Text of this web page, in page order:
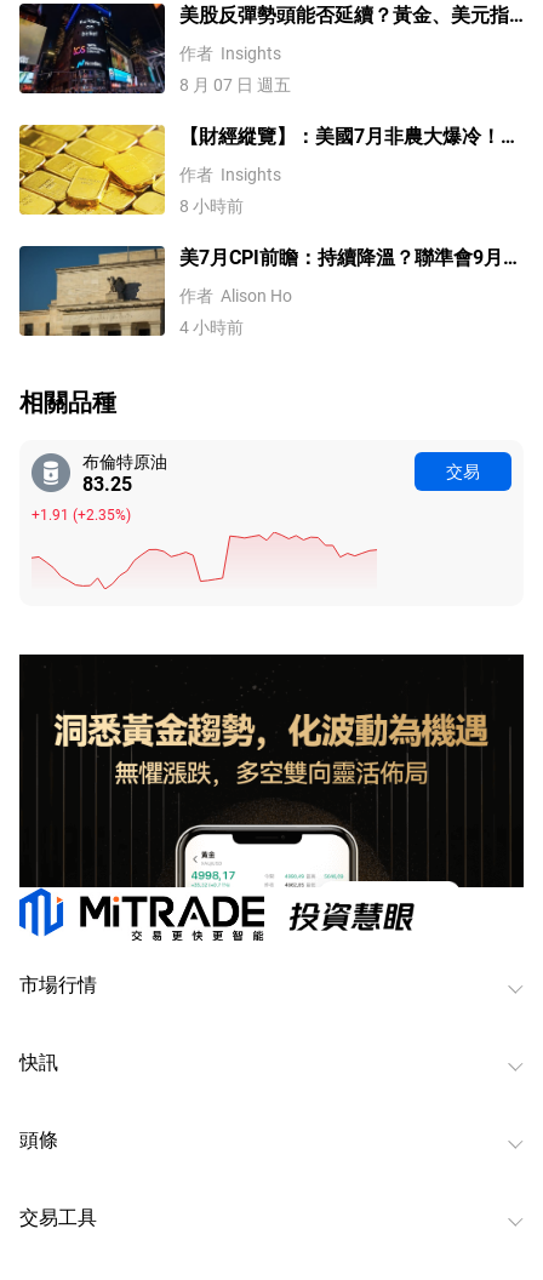
美股反彈勢頭能否延續？黃金、美元指
數、費半指數、納指100技術分析
作者 Insights
8 月 07 日 週五
【財經縱覽】：美國7月非農大爆冷！黃
金反彈逼近4400，美元受阻100關口，
標普500續創歷史新高
作者 Insights
8 小時前
美7月CPI前瞻：持續降溫？聯準會9月或
不升息！
作者 Alison Ho
4 小時前
相關品種
布倫特原油
83.25
+1.91 (+2.35%)
交易
市場行情
快訊
頭條
交易工具